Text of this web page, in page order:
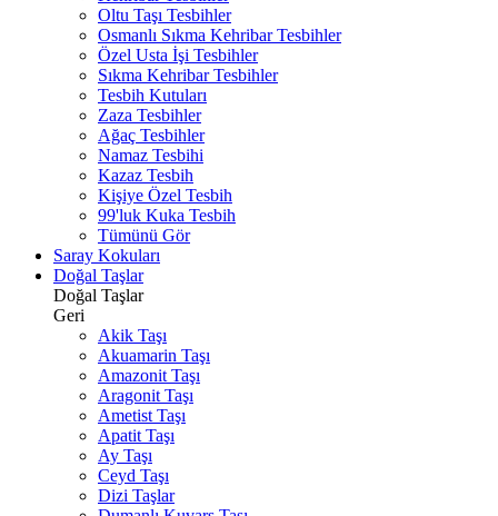
Oltu Taşı Tesbihler
Osmanlı Sıkma Kehribar Tesbihler
Özel Usta İşi Tesbihler
Sıkma Kehribar Tesbihler
Tesbih Kutuları
Zaza Tesbihler
Ağaç Tesbihler
Namaz Tesbihi
Kazaz Tesbih
Kişiye Özel Tesbih
99'luk Kuka Tesbih
Tümünü Gör
Saray Kokuları
Doğal Taşlar
Doğal Taşlar
Geri
Akik Taşı
Akuamarin Taşı
Amazonit Taşı
Aragonit Taşı
Ametist Taşı
Apatit Taşı
Ay Taşı
Ceyd Taşı
Dizi Taşlar